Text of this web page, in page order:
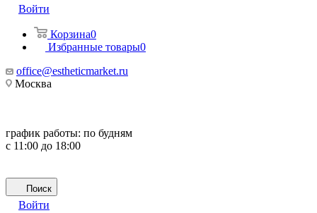
Войти
Корзина0
Избранные товары0
office@estheticmarket.ru
Москва
график работы: по будням
с 11:00 до 18:00
Поиск
Войти